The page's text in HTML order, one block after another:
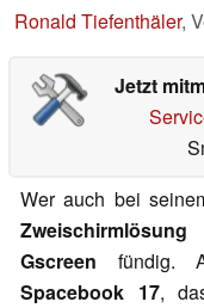
Ronald Tiefenthäler,
Jetzt
Wer auch bei
Zweischirmlösung
Gscreen fündig.
Spacebook 17,